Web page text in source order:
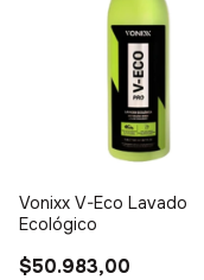
Vonixx V-Eco Lavado
Ecológico
$50.983,00